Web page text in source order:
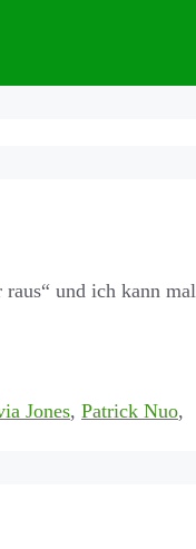
und ich kann mal
Jones, Patrick Nuo,